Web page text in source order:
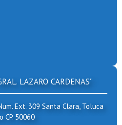
LAZARO CARDENAS”
Ext. 309 Santa Clara, Toluca
CP. 50060